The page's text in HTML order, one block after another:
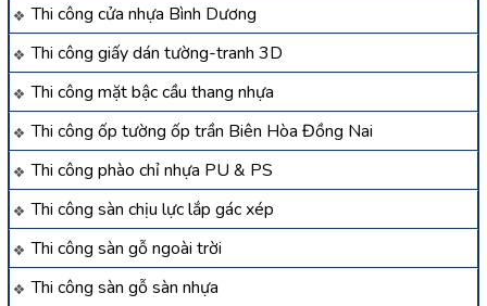
Thi công cửa nhựa Bình Dương
Thi công giấy dán tường-tranh 3D
Thi công mặt bậc cầu thang nhựa
Thi công ốp tường ốp trần Biên Hòa Đồng Nai
Thi công phào chỉ nhựa PU & PS
Thi công sàn chịu lực lắp gác xép
Thi công sàn gỗ ngoài trời
Thi công sàn gỗ sàn nhựa